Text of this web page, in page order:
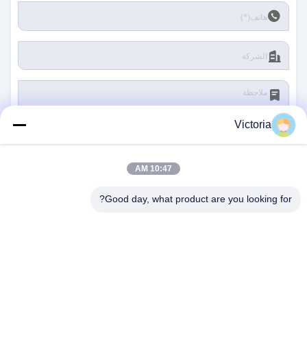
Victoria
10:47 AM
Good day, what product are you looking for?